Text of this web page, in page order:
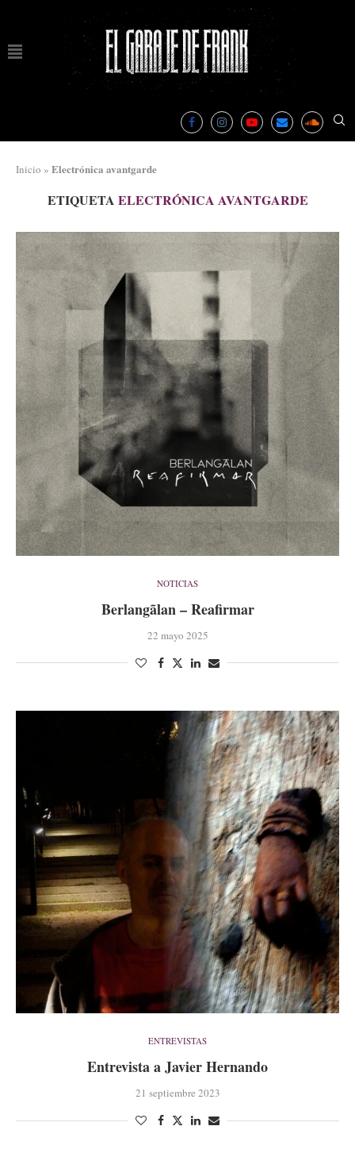
Inicio » Electrónica avantgarde
ETIQUETA ELECTRÓNICA AVANTGARDE
NOTICIAS
Berlangãlan – Reafirmar
22 mayo 2025
ENTREVISTAS
Entrevista a Javier Hernando
21 septiembre 2023